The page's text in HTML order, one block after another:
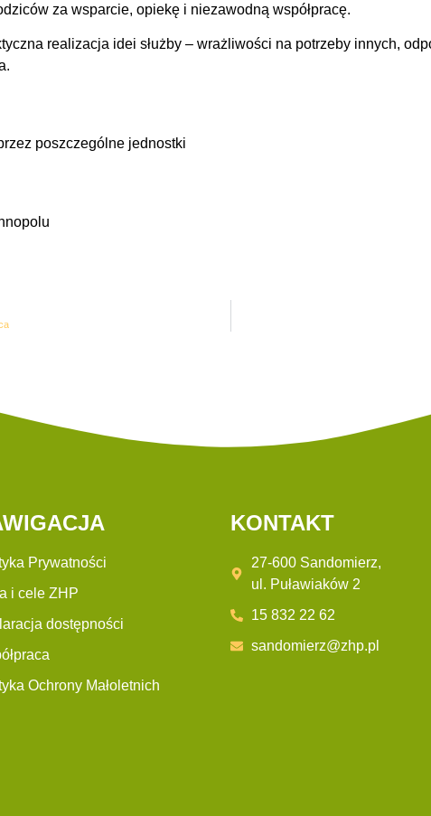
za wsparcie, opiekę i niezawodną współpracę.
realizacja idei służby – wrażliwości na potrzeby innych,
poszczególne jednostki
Prywatności
i cele ZHP
dostępności
Ochrony Małoletnich
KONTAKT
27-600 Sandomierz,
ul. Puławiaków 2
15 832 22 62
sandomierz@zhp.pl